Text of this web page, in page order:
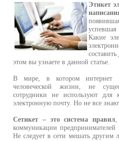
Этикет
Какие
этом вы узнаете в данной статье.
В мире, в котором интернет
человеческой жизни, не
сотрудники не используют
электронную почту. Но не все
Сетикет – это система правил
коммуникации
Не следует в сети мешать другим